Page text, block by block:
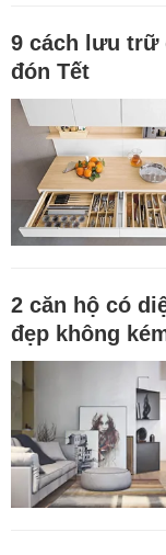
9 cách lưu trữ
đón Tết
2 căn hộ có
đẹp không